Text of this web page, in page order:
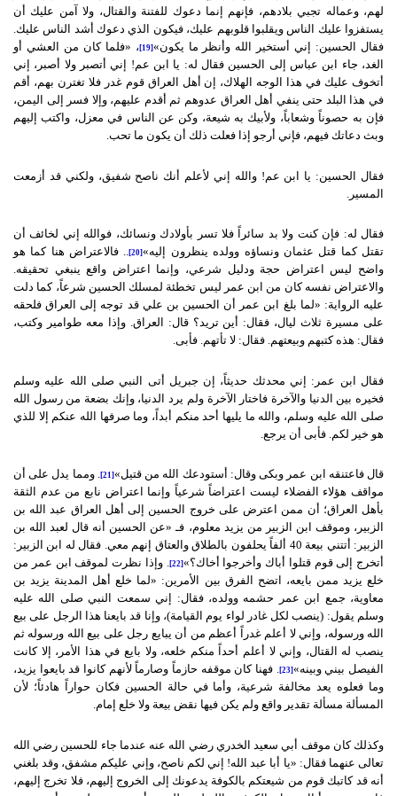
لهم، وعماله تجبي بلادهم، فإنهم إنما دعوك للفتنة والقتال، ولا آمن عليك أن
يستفزوا عليك الناس ويقلبوا قلوبهم عليك، فيكون الذي دعوك أشد الناس عليك.
فقال الحسين: إني أستخير الله وأنظر ما يكون»[19]
، «فلما كان من العشي أو
الغد، جاء ابن عباس إلى الحسين فقال له: يا ابن عم! إني أتصبر ولا أصبر، إني
أتخوف عليك في هذا الوجه الهلاك، إن أهل العراق قوم غدر فلا تغترن بهم، أقم
في هذا البلد حتى ينفي أهل العراق عدوهم ثم أقدم عليهم، وإلا فسر إلى اليمن،
فإن به حصوناً وشعاباً، ولأبيك به شيعة، وكن عن الناس في معزل، واكتب إليهم
وبث دعاتك فيهم، فإني أرجو إذا فعلت ذلك أن يكون ما تحب.
فقال الحسين: يا ابن عم! والله إني لأعلم أنك ناصح شفيق، ولكني قد أزمعت
المسير.
فقال له: فإن كنت ولا بد سائراً فلا تسر بأولادك ونسائك، فوالله إني لخائف أن
تقتل كما قتل عثمان ونساؤه وولده ينظرون إليه»[20]
.. فالاعتراض هنا كما هو
واضح ليس اعتراض حجة ودليل شرعي، وإنما اعتراض واقع ينبغي تحقيقه.
والاعتراض نفسه كان من ابن عمر ليس تخطئة لمسلك الحسين شرعاً، كما دلت
عليه الرواية: «لما بلغ ابن عمر أن الحسين بن علي قد توجه إلى العراق فلحقه
على مسيرة ثلاث ليال، فقال: أين تريد؟ قال: العراق. وإذا معه طوامير وكتب،
فقال: هذه كتبهم وبيعتهم. فقال: لا تأتهم. فأبى.
فقال ابن عمر: إني محدثك حديثاً، إن جبريل أتى النبي صلى الله عليه وسلم
فخيره بين الدنيا والآخرة فاختار الآخرة ولم يرد الدنيا، وإنك بضعة من رسول الله
صلى الله عليه وسلم، والله ما يليها أحد منكم أبداً، وما صرفها الله عنكم إلا للذي
هو خير لكم. فأبى أن يرجع.
قال فاعتنقه ابن عمر وبكى وقال: أستودعك الله من قتيل»[21]
. ومما يدل على أن
مواقف هؤلاء الفضلاء ليست اعتراضاً شرعياً وإنما اعتراض نابع من عدم الثقة
بأهل العراق؛ أن ممن اعترض على خروج الحسين إلى أهل العراق عبد الله بن
الزبير، وموقف ابن الزبير من يزيد معلوم، فـ «عن الحسين أنه قال لعبد الله بن
الزبير: أتتني بيعة 40 ألفاً يحلفون بالطلاق والعتاق إنهم معي. فقال له ابن الزبير:
أتخرج إلى قوم قتلوا أباك وأخرجوا أخاك؟»[22]
. وإذا نظرت لموقف ابن عمر من
خلع يزيد ممن بايعه، اتضح الفرق بين الأمرين: «لما خلع أهل المدينة يزيد بن
معاوية، جمع ابن عمر حشمه وولده، فقال: إني سمعت النبي صلى الله عليه
وسلم يقول: (ينصب لكل غادر لواء يوم القيامة)، وإنا قد بايعنا هذا الرجل على بيع
الله ورسوله، وإني لا أعلم غدراً أعظم من أن يبايع رجل على بيع الله ورسوله ثم
ينصب له القتال، وإني لا أعلم أحداً منكم خلعه، ولا بايع في هذا الأمر، إلا كانت
الفيصل بيني وبينه»[23]
. فهنا كان موقفه حازماً وصارماً لأنهم كانوا قد بايعوا يزيد،
وما فعلوه يعد مخالفة شرعية، وأما في حالة الحسين فكان حواراً هادئاً؛ لأن
المسألة مسألة تقدير واقع ولم يكن فيها نقض بيعة ولا خلع إمام.
وكذلك كان موقف أبي سعيد الخدري رضي الله عنه عندما جاء للحسين رضي الله
تعالى عنهما فقال: «يا أبا عبد الله! إني لكم ناصح، وإني عليكم مشفق، وقد بلغني
أنه قد كاتبك قوم من شيعتكم بالكوفة يدعونك إلى الخروج إليهم، فلا تخرج إليهم،